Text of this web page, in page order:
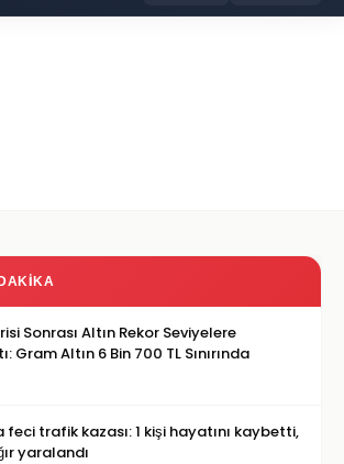
Sonrası Altın Rekor Seviyelere
Gram Altın 6 Bin 700 TL Sınırında
feci trafik kazası: 1 kişi hayatını kaybetti,
yaralandı